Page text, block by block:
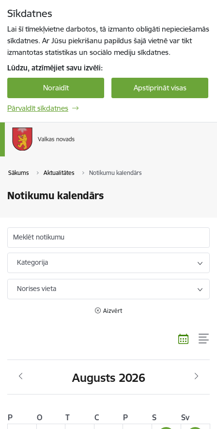
Sīkdatnes
Lai šī tīmekļvietne darbotos, tā izmanto obligāti nepieciešamās
sīkdatnes. Ar Jūsu piekrišanu papildus šajā vietnē var tikt
izmantotas statistikas un sociālo mediju sīkdatnes.
Lūdzu, atzīmējiet savu izvēli:
Noraidīt Apstiprināt visas
Pārvaldīt sīkdatnes
Sākums Aktualitātes Notikumu kalendārs
Notikumu kalendārs
Meklēt notikumu
Kategorija
Norises vieta
Aizvērt
Augusts 2026
P O T C P S
Sv